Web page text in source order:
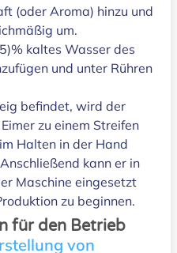
(oder Aroma) hinzu und
um.
kaltes Wasser des
und unter Rühren
befindet, wird der
zu einem Streifen
Halten in der Hand
kann er in
Maschine eingesetzt
zu beginnen.
für den Betrieb
von